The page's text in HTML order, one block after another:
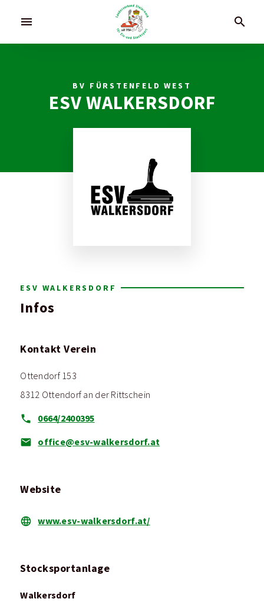
menu search
BV FÜRSTENFELD WEST
ESV WALKERSDORF
ESV WALKERSDORF
Infos
Kontakt Verein
Ottendorf 153
8312 Ottendorf an der Rittschein
0664/2400395
office@esv-walkersdorf.at
Website
www.esv-walkersdorf.at/
Stocksportanlage
Walkersdorf